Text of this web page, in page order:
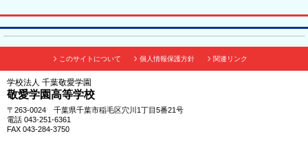
このサイトについて 個人情報保護方針 関連リンク
学校法人 千葉敬愛学園
敬愛学園高等学校
〒263-0024 千葉県千葉市稲毛区穴川1丁目5番21号
電話 043-251-6361
FAX 043-284-3750